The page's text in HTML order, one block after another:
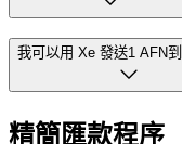
我可以用 Xe 發送1 AFN
精簡匯款程序